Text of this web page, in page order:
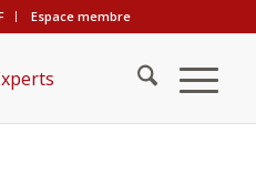
Espace membre